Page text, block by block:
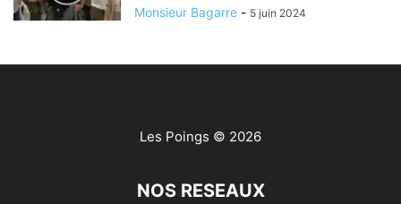
Monsieur Bagarre - 5 juin 2024
Les Poings © 2026
NOS RESEAUX